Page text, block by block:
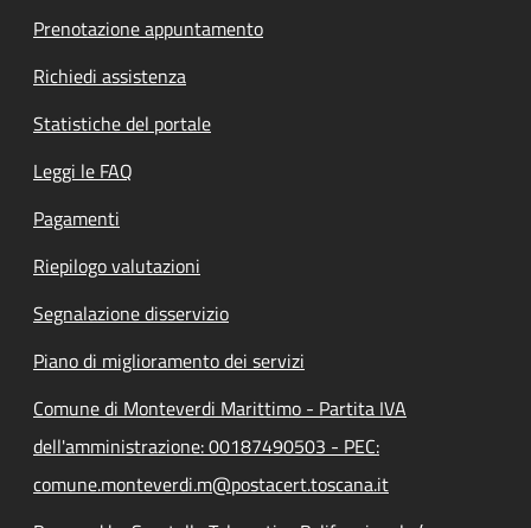
Prenotazione appuntamento
Richiedi assistenza
Statistiche del portale
Leggi le FAQ
Pagamenti
Riepilogo valutazioni
Segnalazione disservizio
Piano di miglioramento dei servizi
Comune di Monteverdi Marittimo - Partita IVA
dell'amministrazione: 00187490503 - PEC:
comune.monteverdi.m@postacert.toscana.it